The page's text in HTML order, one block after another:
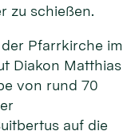
zu schießen.
Pfarrkirche im
Diakon Matthias
von rund 70
auf die